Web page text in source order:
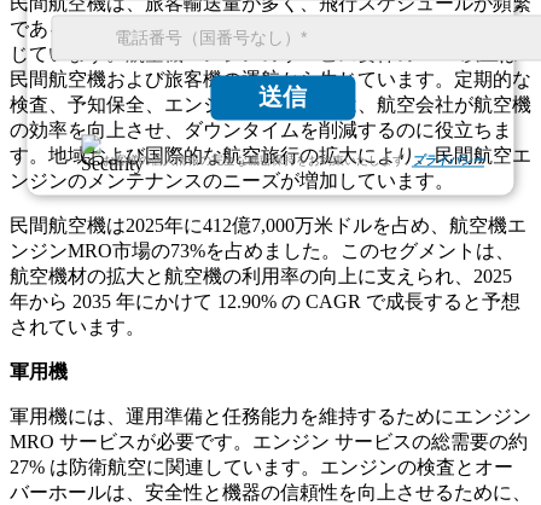
送信
お客様の個人情報の完全な機密保持をお約束いたします. プライバシー
であるため、エンジン MRO サービスに対する強い需要が生
じています。航空機エンジンのサービス要件の 75% 以上は
民間航空機および旅客機の運航から生じています。定期的な
検査、予知保全、エンジン性能の回復は、航空会社が航空機
の効率を向上させ、ダウンタイムを削減するのに役立ちま
す。地域および国際的な航空旅行の拡大により、民間航空エ
ンジンのメンテナンスのニーズが増加しています。
民間航空機は2025年に412億7,000万米ドルを占め、航空機エ
ンジンMRO市場の73%を占めました。このセグメントは、
航空機材の拡大と航空機の利用率の向上に支えられ、2025
年から 2035 年にかけて 12.90% の CAGR で成長すると予想
されています。
軍用機
軍用機には、運用準備と任務能力を維持するためにエンジン
MRO サービスが必要です。エンジン サービスの総需要の約
27% は防衛航空に関連しています。エンジンの検査とオー
バーホールは、安全性と機器の信頼性を向上させるために、